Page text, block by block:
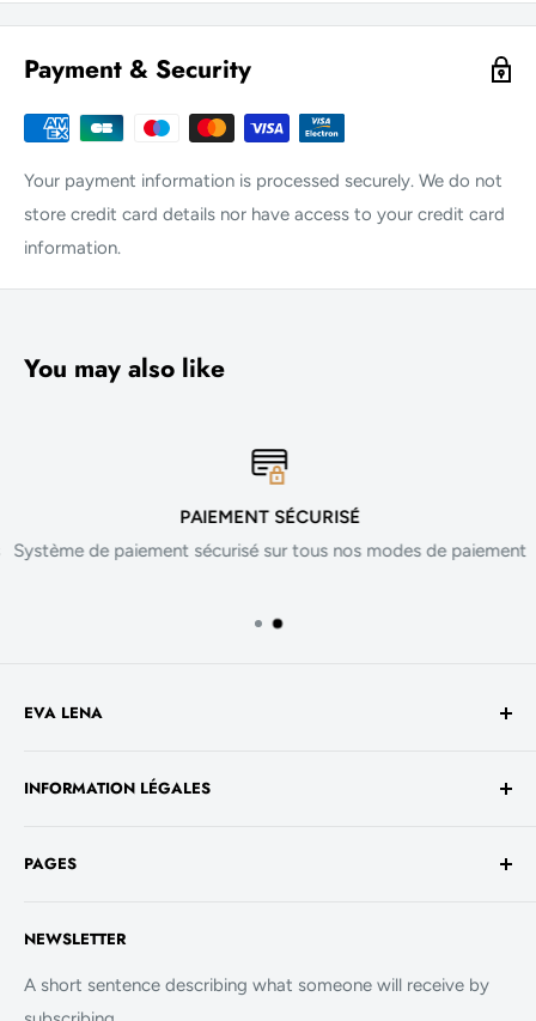
Payment & Security
Your payment information is processed securely. We do not
store credit card details nor have access to your credit card
information.
You may also like
PAIEMENT SÉCURISÉ
Système de paiement sécurisé sur tous nos modes de paiement
EVA LENA
1930 Luxembourg
+352 661 949 582
INFORMATION LÉGALES
Mentions légales
Politique de cookies
PAGES
La Boutique
FAQ
NEWSLETTER
A short sentence describing what someone will receive by